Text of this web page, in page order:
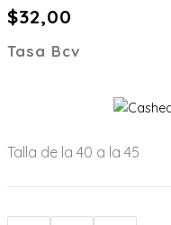
$32,00
Tasa Bcv
Talla de la 40 a la 45